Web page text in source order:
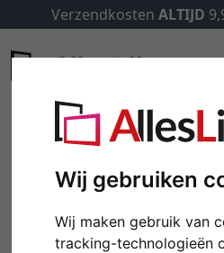
Wij gebruiken
Wij maken gebruik van
tracking-technologieën
Verzendkosten ALTIJD